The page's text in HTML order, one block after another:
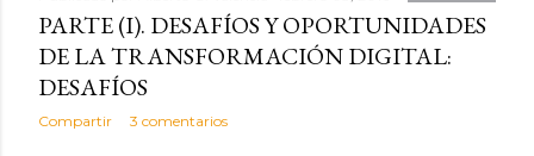
a
s
PARTE (I). DESAFÍOS Y OPORTUNIDADES
DE LA TRANSFORMACIÓN DIGITAL:
DESAFÍOS
Compartir 3 comentarios